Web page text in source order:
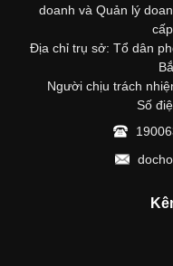
doanh và Quản lý
Địa chỉ trụ sở: Tổ dân
Người chịu trách
Số